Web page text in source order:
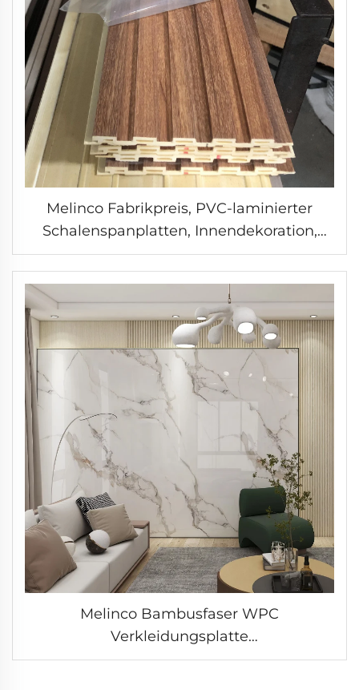
Melinco Fabrikpreis, PVC-laminierter
Schalenspanplatten, Innendekoration,
wasserdichte WPC-Platten, Indoor-Design
gerillte Wandpaneel
Melinco Bambusfaser WPC
Verkleidungsplatte
Feuchtigkeitsbeständig Dauerhafte